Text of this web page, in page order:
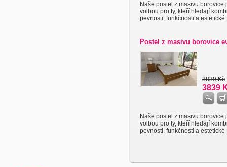
Naše postel z masivu borovice
volbou pro ty, kteří hledají
pevnosti, funkčnosti a estetické
Postel z masivu borovice
3839 Kč
3839
Naše postel z masivu borovice
volbou pro ty, kteří hledají
pevnosti, funkčnosti a estetické